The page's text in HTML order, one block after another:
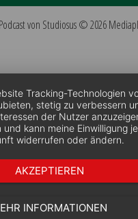
Tracking-Technologien
stetig zu verbessern
der Nutzer
kann meine Einwilligung
widerrufen oder ändern.
AKZEPTIEREN
INFORMATIONEN
von Studiosus © 2026